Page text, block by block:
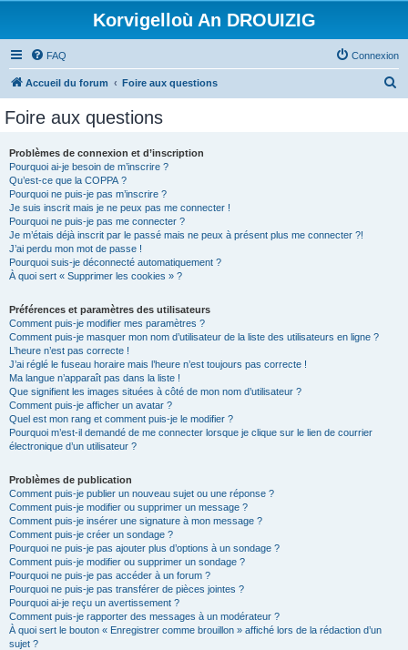
Korvigelloù An DROUIZIG
FAQ Connexion
Accueil du forum Foire aux questions
Foire aux questions
Problèmes de connexion et d’inscription
Pourquoi ai-je besoin de m’inscrire ?
Qu’est-ce que la COPPA ?
Pourquoi ne puis-je pas m’inscrire ?
Je suis inscrit mais je ne peux pas me connecter !
Pourquoi ne puis-je pas me connecter ?
Je m’étais déjà inscrit par le passé mais ne peux à présent plus me connecter ?!
J’ai perdu mon mot de passe !
Pourquoi suis-je déconnecté automatiquement ?
À quoi sert « Supprimer les cookies » ?
Préférences et paramètres des utilisateurs
Comment puis-je modifier mes paramètres ?
Comment puis-je masquer mon nom d’utilisateur de la liste des utilisateurs en ligne ?
L’heure n’est pas correcte !
J’ai réglé le fuseau horaire mais l’heure n’est toujours pas correcte !
Ma langue n’apparaît pas dans la liste !
Que signifient les images situées à côté de mon nom d’utilisateur ?
Comment puis-je afficher un avatar ?
Quel est mon rang et comment puis-je le modifier ?
Pourquoi m’est-il demandé de me connecter lorsque je clique sur le lien de courrier
électronique d’un utilisateur ?
Problèmes de publication
Comment puis-je publier un nouveau sujet ou une réponse ?
Comment puis-je modifier ou supprimer un message ?
Comment puis-je insérer une signature à mon message ?
Comment puis-je créer un sondage ?
Pourquoi ne puis-je pas ajouter plus d’options à un sondage ?
Comment puis-je modifier ou supprimer un sondage ?
Pourquoi ne puis-je pas accéder à un forum ?
Pourquoi ne puis-je pas transférer de pièces jointes ?
Pourquoi ai-je reçu un avertissement ?
Comment puis-je rapporter des messages à un modérateur ?
À quoi sert le bouton « Enregistrer comme brouillon » affiché lors de la rédaction d’un
sujet ?